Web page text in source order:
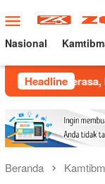
ke
konten
Menu
Mobile
Nasional
Headline
Koramil
Beranda